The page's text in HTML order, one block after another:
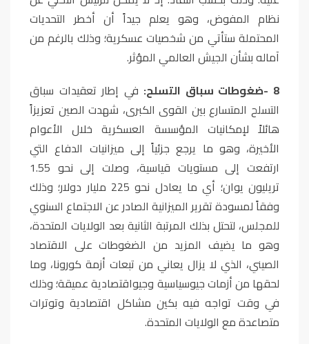
نظام المفوض، وهو يعلم جيداً أن أخطر التحديات
المحتملة ستأتي من شخصيات عسكرية؛ وذلك بالرغم من
آماله بشأن الجيش العالمي المؤثر.
8
-ضغوطات سباق التسلح: في إطار تعقيدات سباق
التسلح المتسارع بين القوى الكبرى، شهدت الصين تعزيزاً
هائلاً لإمكانيات المؤسسة العسكرية خلال الأعوام
الأخيرة، وهو ما يرجع جزئياً إلى ميزانيات الدفاع التي
ارتفعت إلى مستويات قياسية، وصلت إلى نحو 1.55
تريليون يوان؛ أي ما يعادل نحو 225 مليار دولار؛ وذلك
وفقاً لمسودة تقرير الميزانية الصادر عن الاجتماع السنوي
للمجلس، لتحتل بذلك المرتبة الثانية بعد الولايات المتحدة،
وهو ما يضيف المزيد من الضغوطات على الاقتصاد
الصيني، الذي لا يزال يعاني من تبعات أزمة كورونا، وما
لحقها من أزمات جيوسياسية وجيواقتصادية عميقة؛ وذلك
في وقت تواجه فيه بكين مشاكل اقتصادية وتوترات
متصاعدة مع الولايات المتحدة.